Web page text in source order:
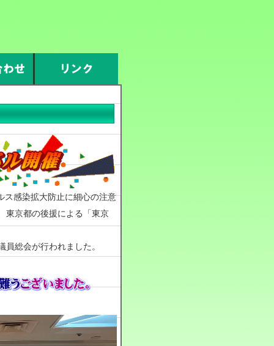
感染拡大防止に細心の注意
東京都の後援による「東京
総会が行われました。